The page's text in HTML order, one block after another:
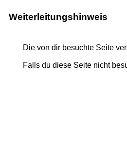
Weiterleitungshinweis
Die von dir besuchte Seite
Falls du diese Seite nicht